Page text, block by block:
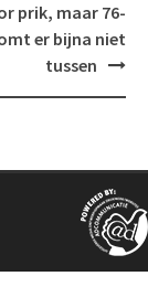
prik, maar 76-
er bijna niet
tussen